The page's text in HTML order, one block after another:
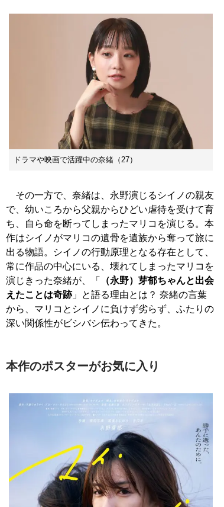
ドラマや映画で活躍中の奈緒（27）
その一方で、奈緒は、永野演じるシイノの親友
で、幼いころから父親からひどい虐待を受けて育
ち、自ら命を断ってしまったマリコを演じる。本
作はシイノがマリコの遺骨を遺族から奪って旅に
出る物語。シイノの行動原理となる存在として、
常に作品の中心にいる、壊れてしまったマリコを
演じきった奈緒が、「
（永野）芽郁ちゃんと出会
えたことは奇跡」と語る理由とは？ 奈緒の言葉
から、マリコとシイノに負けず劣らず、ふたりの
深い関係性がビシバシ伝わってきた。
本作のポスターがお気に入り